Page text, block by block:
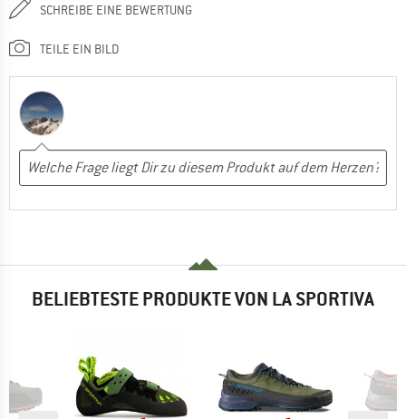
SCHREIBE EINE BEWERTUNG
TEILE EIN BILD
BELIEBTESTE PRODUKTE VON LA SPORTIVA